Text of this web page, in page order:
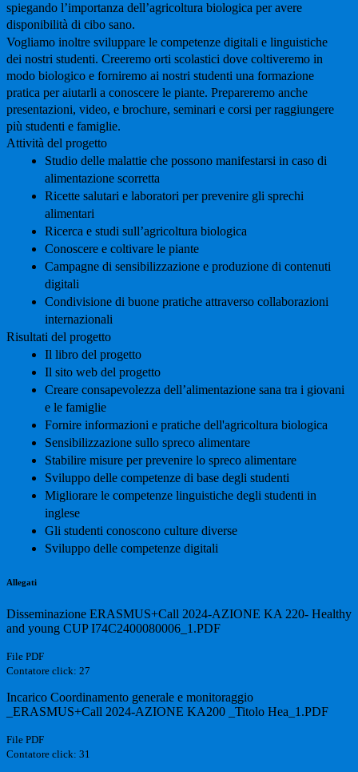
spiegando l’importanza dell’agricoltura biologica per avere
disponibilità di cibo sano.
Vogliamo inoltre sviluppare le competenze digitali e linguistiche
dei nostri studenti. Creeremo orti scolastici dove coltiveremo in
modo biologico e forniremo ai nostri studenti una formazione
pratica per aiutarli a conoscere le piante. Prepareremo anche
presentazioni, video, e brochure, seminari e corsi per raggiungere
più studenti e famiglie.
Attività del progetto
Studio delle malattie che possono manifestarsi in caso di
alimentazione scorretta
Ricette salutari e laboratori per prevenire gli sprechi
alimentari
Ricerca e studi sull’agricoltura biologica
Conoscere e coltivare le piante
Campagne di sensibilizzazione e produzione di contenuti
digitali
Condivisione di buone pratiche attraverso collaborazioni
internazionali
Risultati del progetto
Il libro del progetto
Il sito web del progetto
Creare consapevolezza dell’alimentazione sana tra i giovani
e le famiglie
Fornire informazioni e pratiche dell'agricoltura biologica
Sensibilizzazione sullo spreco alimentare
Stabilire misure per prevenire lo spreco alimentare
Sviluppo delle competenze di base degli studenti
Migliorare le competenze linguistiche degli studenti in
inglese
Gli studenti conoscono culture diverse
Sviluppo delle competenze digitali
Allegati
Disseminazione ERASMUS+Call 2024-AZIONE KA 220- Healthy
and young CUP I74C2400080006_1.PDF
File PDF
Contatore click: 27
Incarico Coordinamento generale e monitoraggio
_ERASMUS+Call 2024-AZIONE KA200 _Titolo Hea_1.PDF
File PDF
Contatore click: 31